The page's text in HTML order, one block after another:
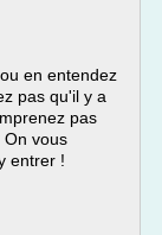
en entendez
pas qu'il y a
pas
On vous
entrer !